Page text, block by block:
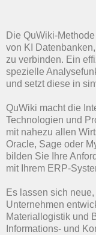
Die QuWiki-
von KI
zu verbinden. Ein
spezielle
und setzt diese in
QuWiki macht die
Technologien und
mit nahezu allen
Oracle, Sage oder
bilden Sie Ihre
mit Ihrem ERP-
Es lassen sich
Unternehmen
Materiallogistik und
Informations- und